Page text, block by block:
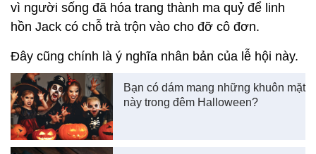
vì người sống đã hóa trang thành ma quỷ để linh
hồn Jack có chỗ trà trộn vào cho đỡ cô đơn.
Đây cũng chính là ý nghĩa nhân bản của lễ hội này.
Bạn có dám mang những khuôn mặt
này trong đêm Halloween?